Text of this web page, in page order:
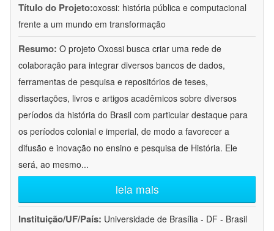
Título do Projeto:oxossi: história pública e computacional
frente a um mundo em transformação
Resumo: O projeto Oxossi busca criar uma rede de
colaboração para integrar diversos bancos de dados,
ferramentas de pesquisa e repositórios de teses,
dissertações, livros e artigos acadêmicos sobre diversos
períodos da história do Brasil com particular destaque para
os períodos colonial e imperial, de modo a favorecer a
difusão e inovação no ensino e pesquisa de História. Ele
será, ao mesmo...
leia mais
Instituição/UF/País: Universidade de Brasília - DF - Brasil